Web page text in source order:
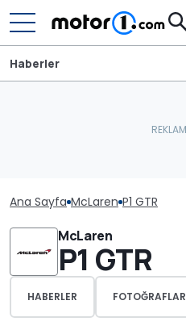
Haberler
Ana Sayfa McLaren P1 GTR
McLaren
P1 GTR
HABERLER FOTOĞRAFLAR